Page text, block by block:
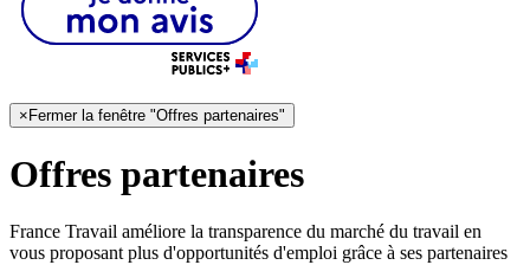
×Fermer la fenêtre "Offres partenaires"
Offres partenaires
France Travail améliore la transparence du marché du travail en
vous proposant plus d'opportunités d'emploi grâce à ses partenaires